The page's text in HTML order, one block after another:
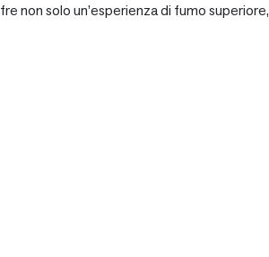
solo un’esperienza di fumo superiore,